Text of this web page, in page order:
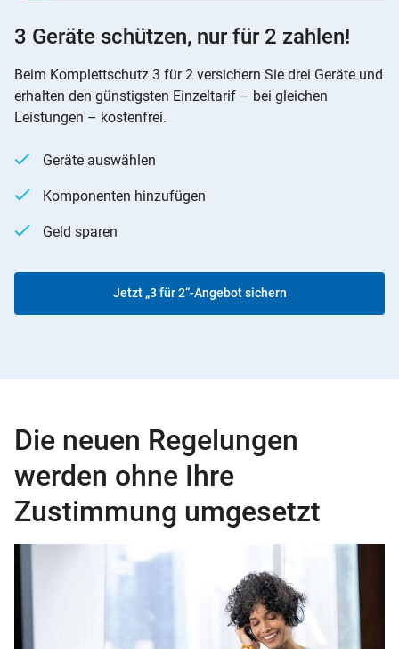
3 Geräte schützen, nur für 2 zahlen!
Beim Komplettschutz 3 für 2 versichern Sie drei Geräte und
erhalten den günstigsten Einzeltarif – bei gleichen
Leistungen – kostenfrei.
Geräte auswählen
Komponenten hinzufügen
Geld sparen
Jetzt „3 für 2“-Angebot sichern
Die neuen Regelungen
werden ohne Ihre
Zustimmung umgesetzt